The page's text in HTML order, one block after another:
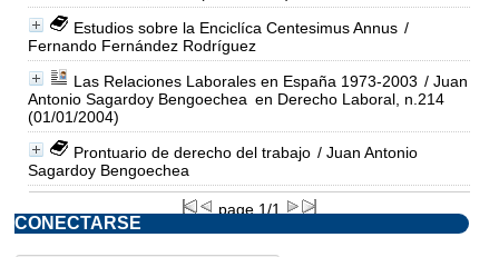
Estudios sobre la Enciclíca Centesimus Annus /
Fernando Fernández Rodríguez
Las Relaciones Laborales en España 1973-2003 / Juan
Antonio Sagardoy Bengoechea en Derecho Laboral, n.214
(01/01/2004)
Prontuario de derecho del trabajo / Juan Antonio
Sagardoy Bengoechea
page 1/1
CONECTARSE